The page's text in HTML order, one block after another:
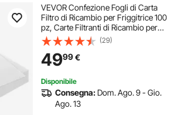
VEVOR Confezione Fogli di Carta
Filtro di Ricambio per Friggitrice 100
pz, Carte Filtranti di Ricambio per
Friggitrice per Cucina, Dimensioni
380 x 330 mm, Ristoranti, Bar, BBQ,
Filtrazione dell'Olio
(29)
4999€
Disponibile
Consegna: Dom. Ago. 9 - Gio.
Ago. 13